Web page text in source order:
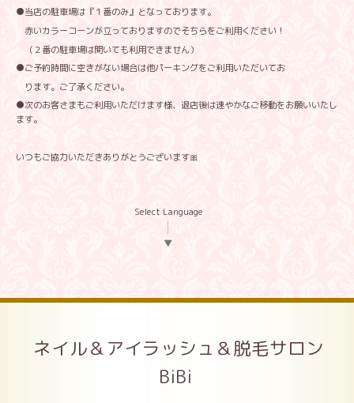
●当店の駐車場は『１番のみ』となっております。
赤いカラーコーンが立っておりますのでそちらをご利用ください！
（２番の駐車場は開いても利用できません）
●ご予約時間に空きがない場合は他パーキングをご利用いただいてお
ります。ご了承ください。
●次のお客さまもご利用いただけます様、退店後は速やかなご移動をお願いいたし
ます。
いつもご協力いただきありがとうございます🎀
Select Language
▼
ネイル＆アイラッシュ＆脱毛サロン
BiBi